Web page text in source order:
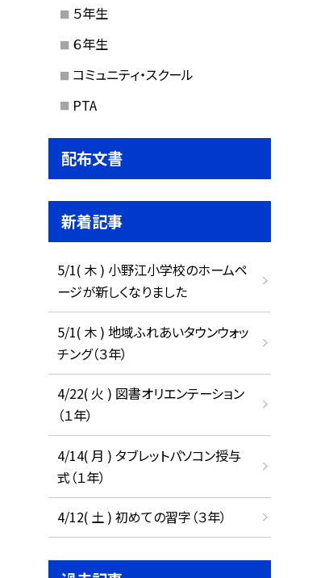
５年生
６年生
コミュニティ・スクール
PTA
配布文書
新着記事
5/1( 木 ) 小野江小学校のホームペ
ージが新しくなりました
5/1( 木 ) 地域ふれあいタウンウォッ
チング（３年）
4/22( 火 ) 図書オリエンテーション
（１年）
4/14( 月 ) タブレットパソコン授与
式（１年）
4/12( 土 ) 初めての習字（３年）